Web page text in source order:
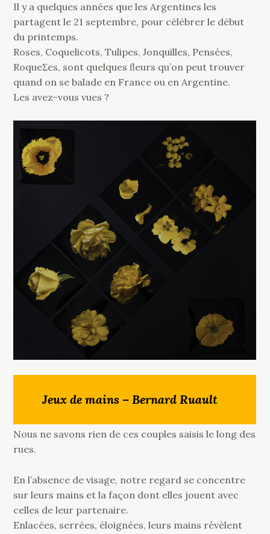
Il y a quelques années que les Argentines les
partagent le 21 septembre, pour célébrer le début
du printemps.
Roses, Coquelicots, Tulipes, Jonquilles, Pensées,
RoqueƩes, sont quelques ﬂeurs qu’on peut trouver
quand on se balade en France ou en Argentine.
Les avez-vous vues ?
Jeux de mains – Bernard Ruault
Nous ne savons rien de ces couples saisis le long des
rues.
En l’absence de visage, notre regard se concentre
sur leurs mains et la façon dont elles jouent avec
celles de leur partenaire.
Enlacées, serrées, éloignées, leurs mains révèlent